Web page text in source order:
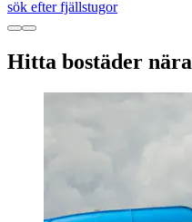
sök efter fjällstugor
Hitta bostäder